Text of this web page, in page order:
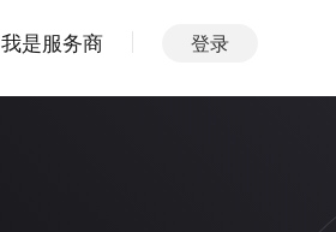
我是服务商 登录